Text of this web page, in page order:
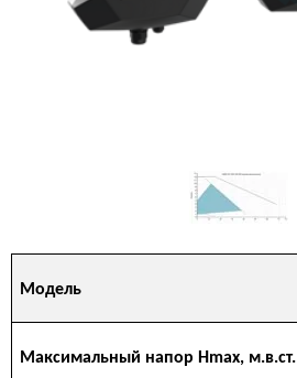
Модель
Максимальный напор Hmax, м.в.ст.